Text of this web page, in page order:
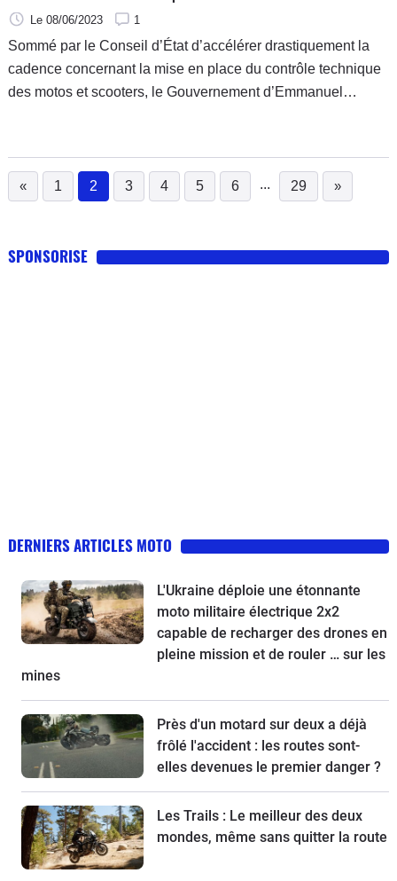
Le 08/06/2023 1
Sommé par le Conseil d’État d’accélérer drastiquement la
cadence concernant la mise en place du contrôle technique
des motos et scooters, le Gouvernement d’Emmanuel
« 1 2
(current)
3 4 5 6 ... 29 »
SPONSORISE
DERNIERS ARTICLES MOTO
L'Ukraine déploie une étonnante
moto militaire électrique 2x2
capable de recharger des drones en
pleine mission et de rouler … sur les
mines
Près d'un motard sur deux a déjà
frôlé l'accident : les routes sont-
elles devenues le premier danger ?
Les Trails : Le meilleur des deux
mondes, même sans quitter la route